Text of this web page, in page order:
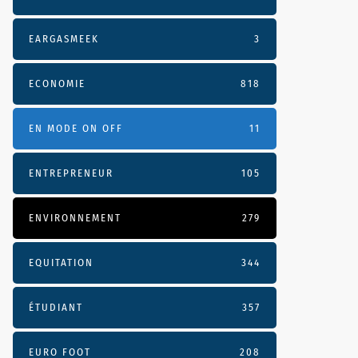
EARGASMEEK 3
ECONOMIE 818
EN MODE ON OFF 11
ENTREPRENEUR 105
ENVIRONNEMENT 279
EQUITATION 344
ÉTUDIANT 357
EURO FOOT 208